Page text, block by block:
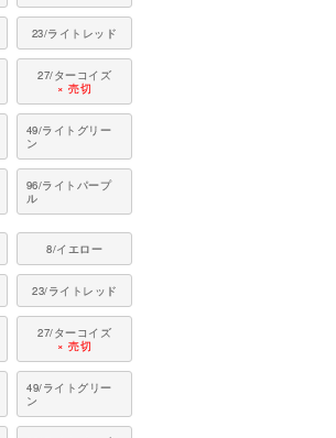
23/ライトレッド
27/ターコイズ
× 売切
49/ライトグリー
ン
96/ライトパープ
ル
8/イエロー
23/ライトレッド
27/ターコイズ
× 売切
49/ライトグリー
ン